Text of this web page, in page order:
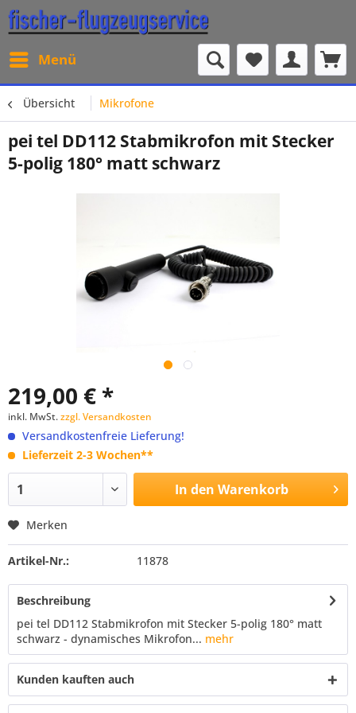
Menü
Übersicht Mikrofone
pei tel DD112 Stabmikrofon mit Stecker
5-polig 180° matt schwarz
219,00 € *
inkl. MwSt.zzgl. Versandkosten
Versandkostenfreie Lieferung!
Lieferzeit 2-3 Wochen**
In den Warenkorb
Merken
Artikel-Nr.: 11878
Beschreibung
pei tel DD112 Stabmikrofon mit Stecker 5-polig 180° matt
schwarz - dynamisches Mikrofon... mehr
Kunden kauften auch